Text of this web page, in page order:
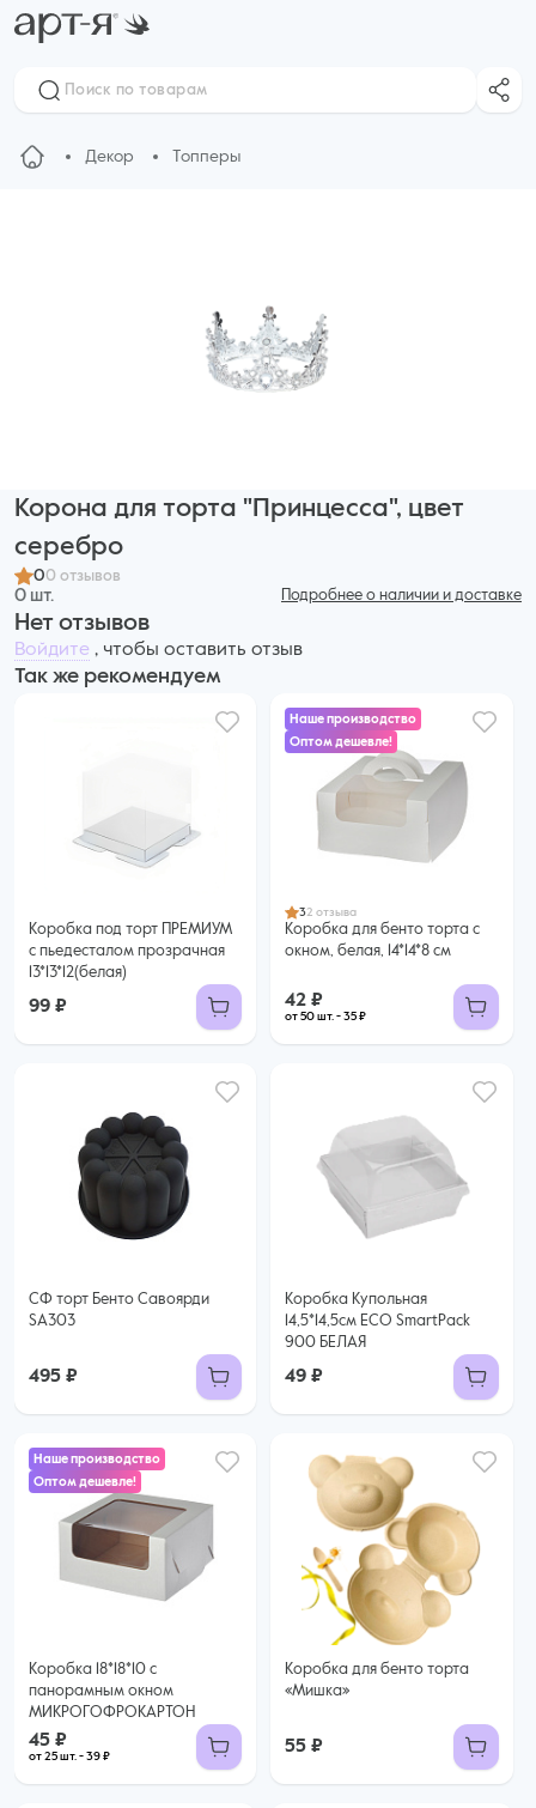
Декор Топперы
Корона для торта "Принцесса", цвет
серебро
00 отзывов
0 шт. Подробнее о наличии и доставке
Нет отзывов
Войдите , чтобы оставить отзыв
Так же рекомендуем
Коробка под торт ПРЕМИУМ
с пьедесталом прозрачная
13*13*12(белая)
99 ₽
Наше производство
Оптом дешевле!
32 отзыва
Коробка для бенто торта с
окном, белая, 14*14*8 см
42 ₽
от 50 шт. - 35 ₽
42 ₽
35 ₽ за шт. при заказе от 50 шт.
Купить оптом
СФ торт Бенто Савоярди
SA303
495 ₽
Коробка Купольная
14,5*14,5см ECO SmartPack
900 БЕЛАЯ
49 ₽
Наше производство
Оптом дешевле!
Коробка 18*18*10 с
панорамным окном
МИКРОГОФРОКАРТОН
45 ₽
от 25 шт. - 39 ₽
45 ₽
39 ₽ за шт. при заказе от 25 шт.
Купить оптом
Коробка для бенто торта
«Мишка»
55 ₽